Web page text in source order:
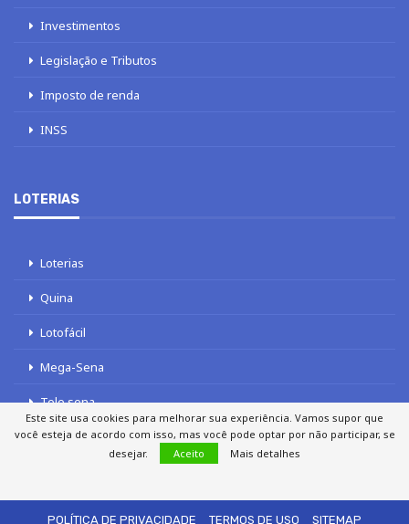
Investimentos
Legislação e Tributos
Imposto de renda
INSS
LOTERIAS
Loterias
Quina
Lotofácil
Mega-Sena
Tele sena
POLÍTICA DE PRIVACIDADE
TERMOS DE USO SITEMAP
Este site usa cookies para melhorar sua experiência. Vamos supor que
você esteja de acordo com isso, mas você pode optar por não participar, se
desejar.
Aceito Mais detalhes